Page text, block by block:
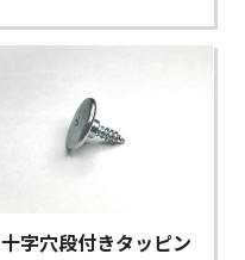
十字穴段付きタッピン